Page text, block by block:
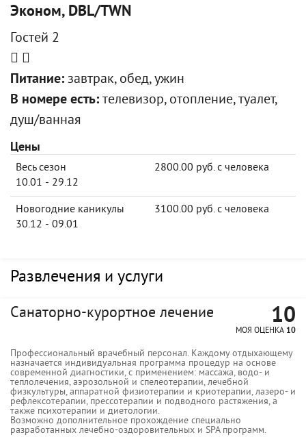
Эконом, DBL/TWN
Гостей 2
Питание: завтрак, обед, ужин
В номере есть: телевизор, отопление, туалет,
душ/ванная
Цены
Весь сезон
10.01 - 29.12
2800.00 руб. с человека
Новогодние каникулы
30.12 - 09.01
3100.00 руб. с человека
Развлечения и услуги
Санаторно-курортное лечение 10
МОЯ ОЦЕНКА 10
Профессиональный врачебный персонал. Каждому отдыхающему
назначается индивидуальная программа процедур на основе
современной диагностики, с применением: массажа, водо- и
теплолечения, аэрозольной и спелеотерапии, лечебной
физкультуры, аппаратной физиотерапии и криотерапии, лазеро- и
рефлексотерапии, прессотерапии и подводного растяжения, а
также психотерапии и диетологии.
Возможно дополнительное прохождение специально
разработанных лечебно-оздоровительных и SPA программ.